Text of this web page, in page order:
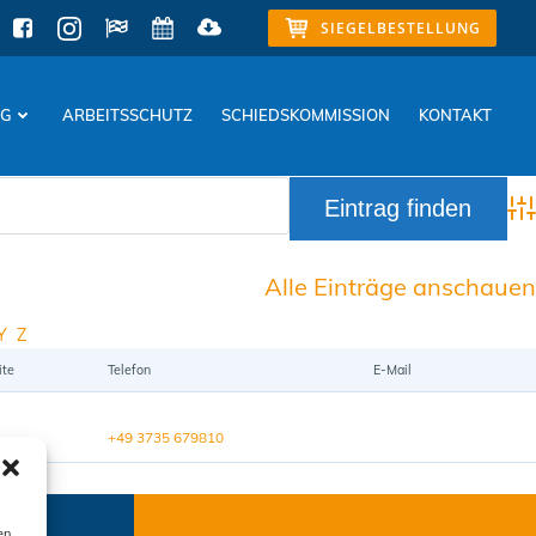
SIEGELBESTELLUNG
ARBEITSSCHUTZ SCHIEDSKOMMISSION KONTAKT
Alle Einträge anschauen
Z
Telefon E-Mail
+49 3735 679810